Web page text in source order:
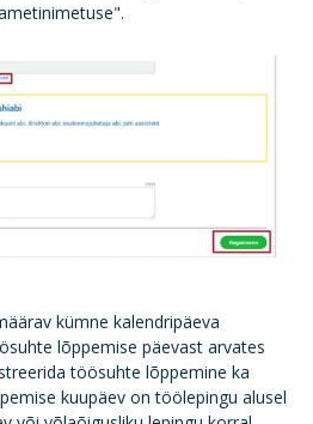
kümne kalendripäeva
lõppemise päevast arvates
töösuhte lõppemine ka
kuupäev on töölepingu alusel